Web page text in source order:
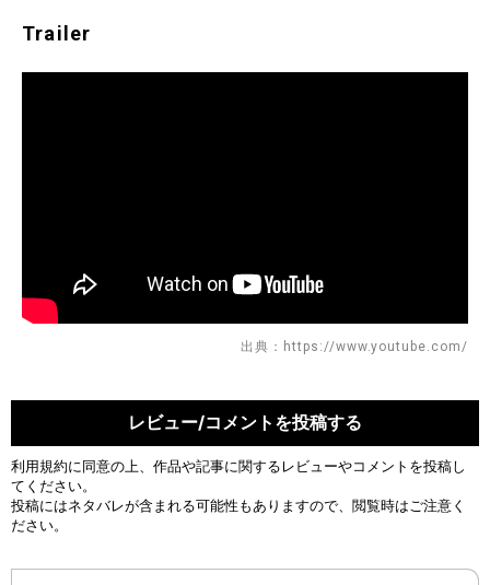
Trailer
出典：https://www.youtube.com/
レビュー/コメントを投稿する
利用規約に同意の上、作品や記事に関するレビューやコメントを投稿し
てください。
投稿にはネタバレが含まれる可能性もありますので、閲覧時はご注意く
ださい。